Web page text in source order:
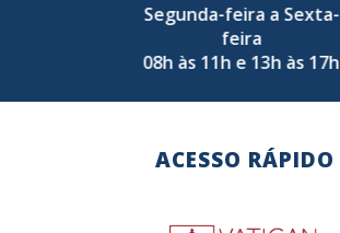
Segunda-feira a Sexta-
feira
08h às 11h e 13h às 17h
ACESSO RÁPIDO